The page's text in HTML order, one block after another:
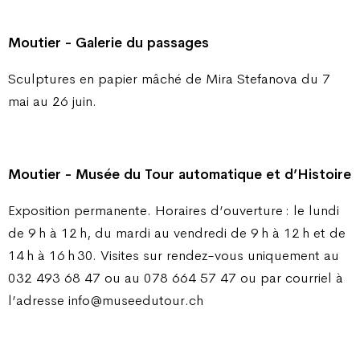
Moutier - Galerie du passages
Sculptures en papier mâché de Mira Stefanova du 7
mai au 26 juin.
Moutier - Musée du Tour automatique et d’Histoire
Exposition permanente. Horaires d’ouverture : le lundi
de 9 h à 12 h, du mardi au vendredi de 9 h à 12 h et de
14 h à 16 h 30. Visites sur rendez-vous uniquement au
032 493 68 47 ou au 078 664 57 47 ou par courriel à
l’adresse info@museedutour.ch